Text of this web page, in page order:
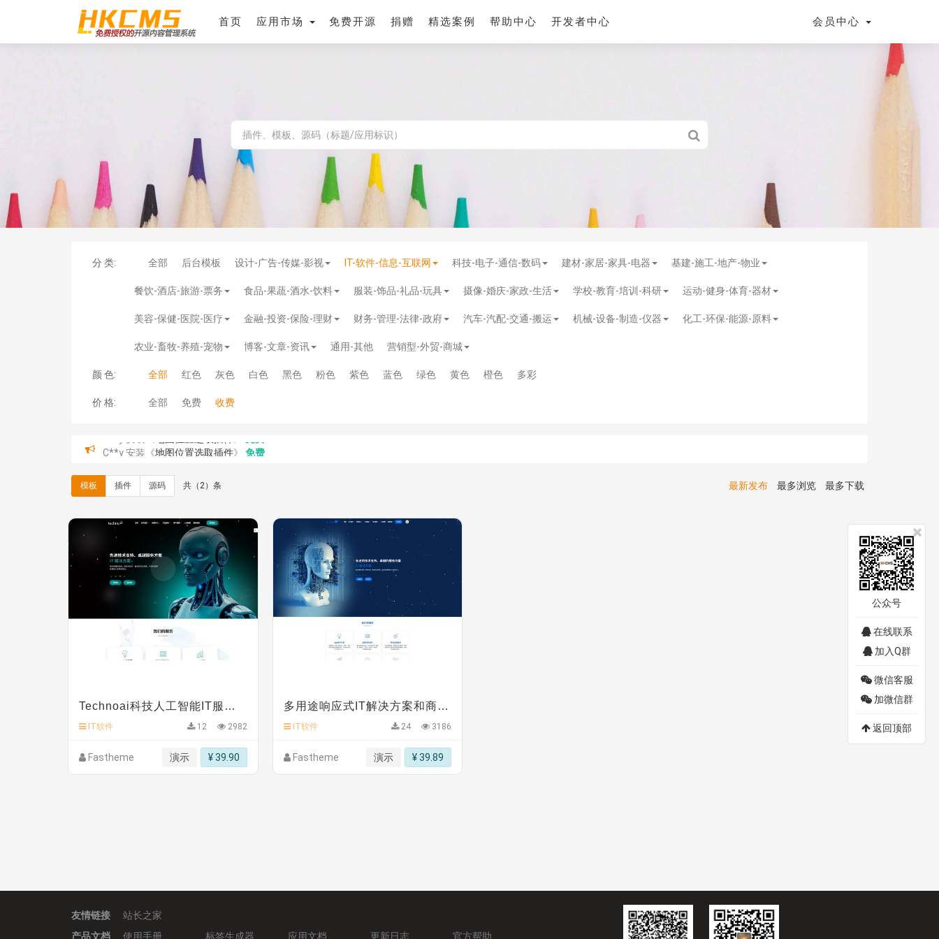
首页 应用市场 免费开源 捐赠 精选案例 帮助中心 开发者中心 会员中心
分 类: 全部 后台模板 设计-广告-传媒-影视 IT-软件-信息-互联网 科技-电子-通信-数码 建材-家居-家具-电器 基建-施工-地产-物业
餐饮-酒店-旅游-票务 食品-果蔬-酒水-饮料 服装-饰品-礼品-玩具 摄像-婚庆-家政-生活 学校-教育-培训-科研 运动-健身-体育-器材
美容-保健-医院-医疗 金融-投资-保险-理财 财务-管理-法律-政府 汽车-汽配-交通-搬运 机械-设备-制造-仪器 化工-环保-能源-原料
农业-畜牧-养殖-宠物 博客-文章-资讯 通用-其他 营销型-外贸-商城
颜 色: 全部 红色 灰色 白色 黑色 粉色 紫色 蓝色 绿色 黄色 橙色 多彩
价 格: 全部 免费 收费
C**y 安装《地图位置选取插件》 免费
hk****08 安装《
hk****08 安装《
一键生成应用
hk****80 安装《响应式多语言企业公司简单通用模板》免费
响应式多语言企业公司简单通用模板》
免费
文章采集插件（支持多模型）》￥20.00
hk****70 安装《 地图位置选取插件 》
免费
hk****70 安装《 sitemaps站点地图
hk****28 安装《
Technoai科技人工智能IT服务多用途网站模板
￥39.90
鸾**月 安装《
文件预览》￥9.90
C**y 安装《响应式多语言白色主题通用企业站》免费
C**y 安装《双语言响应式科技通用模板
C**y 安装《
C**y 安装《 双语言响应式科技通用模板
心怀****i） 安装《sitemap地图生成
免费
C**y 安装《地图位置选取插件
模板 插件 源码 共（2）条 最新发布 最多浏览 最多下载
Technoai科技人工智能IT服务多用途网站模板
IT软件 12 2982
Fastheme 演示 ¥ 39.90
多用途响应式IT解决方案和商业服务网站模板
IT软件 24 3186
Fastheme 演示 ¥ 39.89
友情链接
站长之家
产品文档
使用手册 标签生成器 应用文档 更新日志 官方帮助
公众号
在线联系
加入Q群
微信客服
加微信群
返回顶部